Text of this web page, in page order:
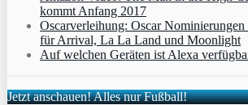
kommt Anfang 2017
Oscarverleihung: Oscar
für Arrival, La La Land und Moonlight
Auf welchen Geräten ist Alexa
Jetzt anschauen! Alles nur Fußball!